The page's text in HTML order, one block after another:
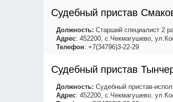
Судебный пристав
Должность: Старший специалист 2
Адрес: 452200, с.Чекмагушево,
Телефон: +7(34796)3-22-29
Судебный пристав
Должность: Судебный пристав-
Адрес: 452200, с.Чекмагушево,